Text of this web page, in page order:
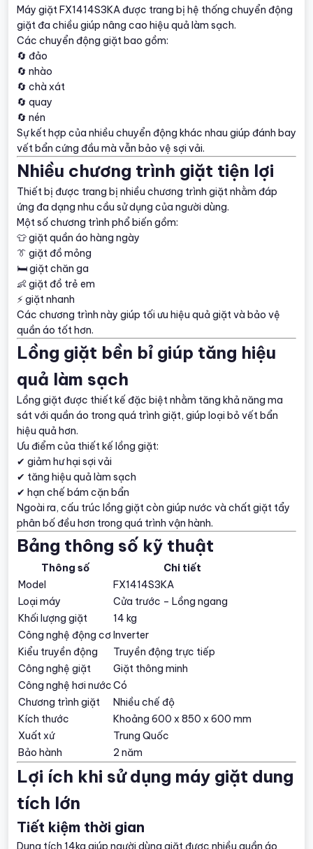
Máy giặt FX1414S3KA được trang bị hệ thống chuyển động
giặt đa chiều giúp nâng cao hiệu quả làm sạch.
Các chuyển động giặt bao gồm:
🔄 đảo
🔄 nhào
🔄 chà xát
🔄 quay
🔄 nén
Sự kết hợp của nhiều chuyển động khác nhau giúp đánh bay
vết bẩn cứng đầu mà vẫn bảo vệ sợi vải.
Nhiều chương trình giặt tiện lợi
Thiết bị được trang bị nhiều chương trình giặt nhằm đáp
ứng đa dạng nhu cầu sử dụng của người dùng.
Một số chương trình phổ biến gồm:
👕 giặt quần áo hàng ngày
👔 giặt đồ mỏng
🛏️ giặt chăn ga
👶 giặt đồ trẻ em
⚡ giặt nhanh
Các chương trình này giúp tối ưu hiệu quả giặt và bảo vệ
quần áo tốt hơn.
Lồng giặt bền bỉ giúp tăng hiệu
quả làm sạch
Lồng giặt được thiết kế đặc biệt nhằm tăng khả năng ma
sát với quần áo trong quá trình giặt, giúp loại bỏ vết bẩn
hiệu quả hơn.
Ưu điểm của thiết kế lồng giặt:
✔ giảm hư hại sợi vải
✔ tăng hiệu quả làm sạch
✔ hạn chế bám cặn bẩn
Ngoài ra, cấu trúc lồng giặt còn giúp nước và chất giặt tẩy
phân bố đều hơn trong quá trình vận hành.
Bảng thông số kỹ thuật
Thông số
Chi tiết
Model
FX1414S3KA
Loại máy
Cửa trước – Lồng ngang
Khối lượng giặt
14 kg
Công nghệ động cơInverter
Kiểu truyền động
Truyền động trực tiếp
Công nghệ giặt
Giặt thông minh
Công nghệ hơi nướcCó
Chương trình giặt
Nhiều chế độ
Kích thước
Khoảng 600 x 850 x 600 mm
Xuất xứ
Trung Quốc
Bảo hành
2 năm
Lợi ích khi sử dụng máy giặt dung
tích lớn
Tiết kiệm thời gian
Dung tích 14kg giúp người dùng giặt được nhiều quần áo